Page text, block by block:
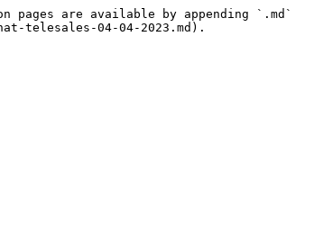
are available by appending `.md`
telesales-04-04-2023.md).